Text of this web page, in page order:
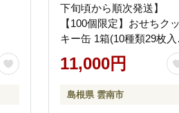
下旬頃から順次発送】
【100個限定】おせちクッ
キー缶 1箱(10種類29枚入
り) お菓子 スイーツ 焼き
子 クッキー 島根県雲南
11,000円
島根県 雲南市